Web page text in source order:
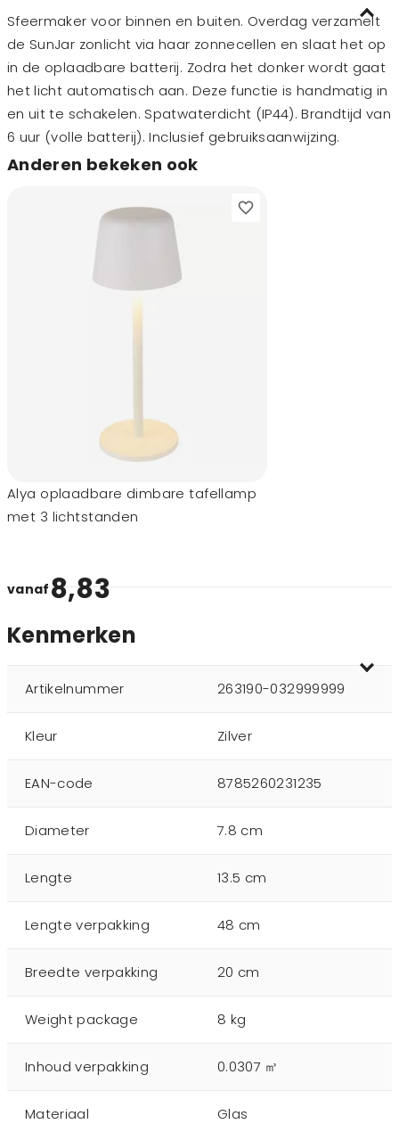
Sfeermaker voor binnen en buiten. Overdag verzamelt
de SunJar zonlicht via haar zonnecellen en slaat het op
in de oplaadbare batterij. Zodra het donker wordt gaat
het licht automatisch aan. Deze functie is handmatig in
en uit te schakelen. Spatwaterdicht (IP44). Brandtijd van
6 uur (volle batterij). Inclusief gebruiksaanwijzing.
Anderen bekeken ook
Alya oplaadbare dimbare tafellamp
met 3 lichtstanden
vanaf 8,83
Kenmerken
Artikelnummer 263190-032999999
Kleur Zilver
EAN-code 8785260231235
Diameter 7.8 cm
Lengte 13.5 cm
Lengte verpakking 48 cm
Breedte verpakking 20 cm
Weight package 8 kg
Inhoud verpakking 0.0307 ㎥
Materiaal Glas